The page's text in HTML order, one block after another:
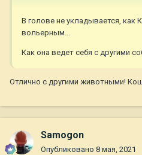
В голове не укладывается, как
вольерным...
Как она ведет себя с другими
Отлично с другими животными!
Samogon
Опубликовано 8 мая, 2021